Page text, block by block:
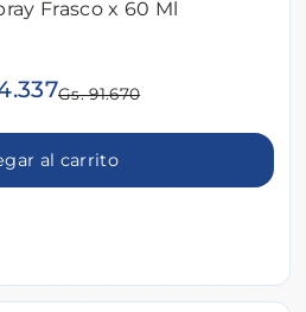
Frasco x 60 Ml
Gs. 91.670
al carrito